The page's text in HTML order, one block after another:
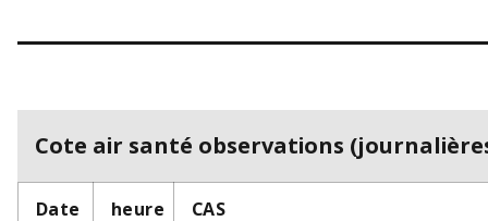
Cote air santé observations
Date heure CAS